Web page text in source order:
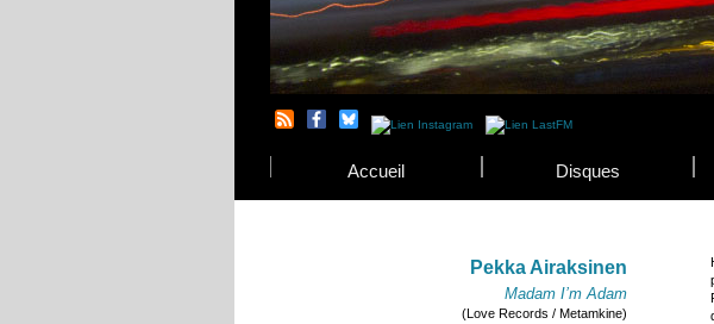
Accueil Disques
Pekka Airaksinen
Madam I’m Adam
(Love Records / Metamkine)